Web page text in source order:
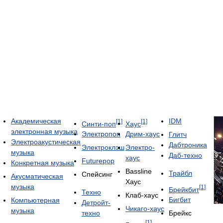
Академическая
электронная музыка
Электроакустическая
музыка
Конкретная музыка
Акусматическая
музыка
Компьютерная
музыка
Синти-поп[1]
Электропоп
Электроклэш
Futurepop
Спейсинг
Техно
Детройт-
техно
Хаус[1]
Дрим-хаус
Электро-
хаус
Bassline
Хаус
Клаб-хаус
Чикаго-хаус
IDM
Глитч
Дабтроника
Даб-техно
Трайбл
Брейкбит[1]
Бигбит
Брейкс